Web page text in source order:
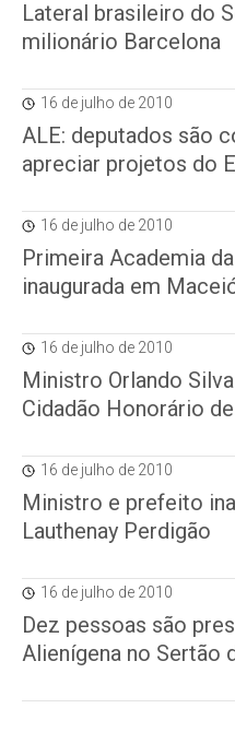
Lateral brasileiro do
milionário Barcelona
16 de julho de 2010
ALE: deputados são
apreciar projetos do
16 de julho de 2010
Primeira Academia
inaugurada em
16 de julho de 2010
Ministro Orlando
Cidadão Honorário
16 de julho de 2010
Ministro e prefeito
Lauthenay Perdigão
16 de julho de 2010
Dez pessoas são
Alienígena no Sertão